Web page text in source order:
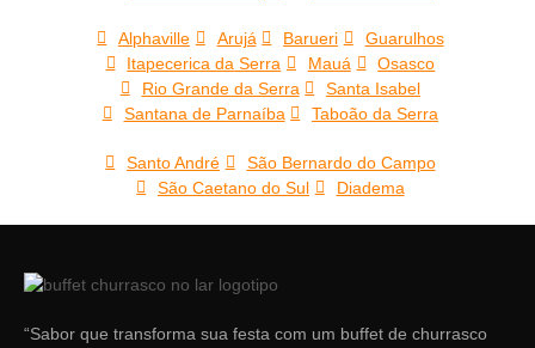
Alphaville Arujá Barueri
Guarulhos
Itapecerica da Serra
Mauá
Osasco
Rio Grande da Serra
Santa Isabel
Santana de Parnaíba
Taboão da Serra
Santo André
São Bernardo do Campo
São Caetano do Sul
Diadema
“Sabor que transforma sua festa com um buffet de churrasco